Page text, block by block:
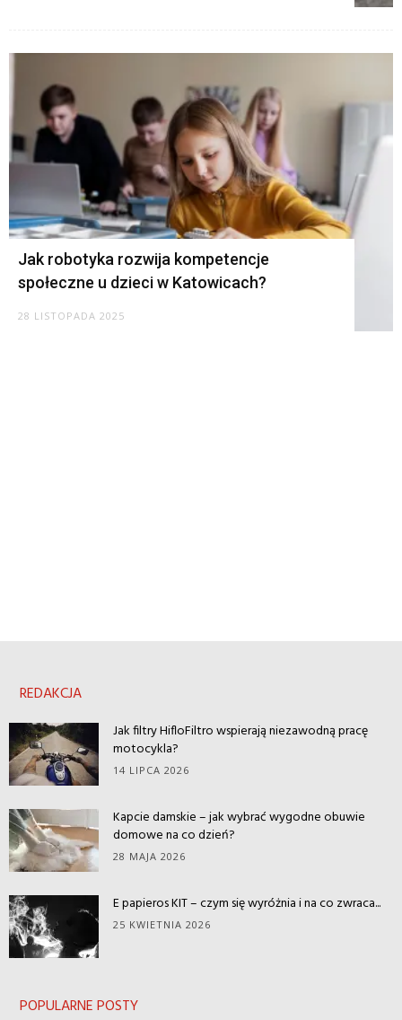
Jak robotyka rozwija kompetencje
społeczne u dzieci w Katowicach?
28 LISTOPADA 2025
REDAKCJA
Jak filtry HifloFiltro wspierają niezawodną pracę
motocykla?
14 LIPCA 2026
Kapcie damskie – jak wybrać wygodne obuwie
domowe na co dzień?
28 MAJA 2026
E papieros KIT – czym się wyróżnia i na co zwraca...
25 KWIETNIA 2026
POPULARNE POSTY